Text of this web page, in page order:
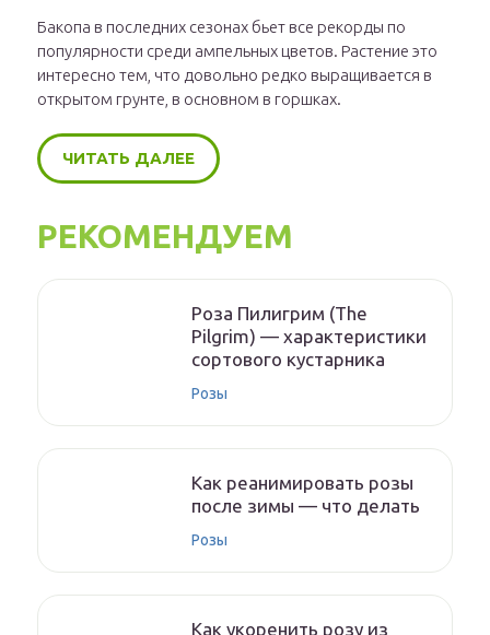
Бакопа в последних сезонах бьет все рекорды по
популярности среди ампельных цветов. Растение это
интересно тем, что довольно редко выращивается в
открытом грунте, в основном в горшках.
ЧИТАТЬ ДАЛЕЕ
РЕКОМЕНДУЕМ
Роза Пилигрим (The
Pilgrim) — характеристики
сортового кустарника
Розы
Как реанимировать розы
после зимы — что делать
Розы
Как укоренить розу из